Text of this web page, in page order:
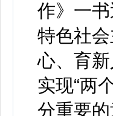
作》一
特色社
心、育
实现“两
分重要的